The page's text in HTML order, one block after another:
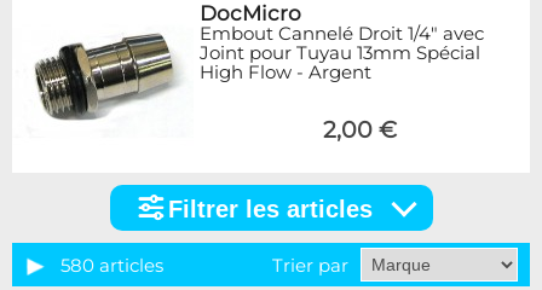
DocMicro
Embout Cannelé Droit 1/4" avec
Joint pour Tuyau 13mm Spécial
High Flow - Argent
2,00 €
articles
Filtrer les articles
580 articles Trier par